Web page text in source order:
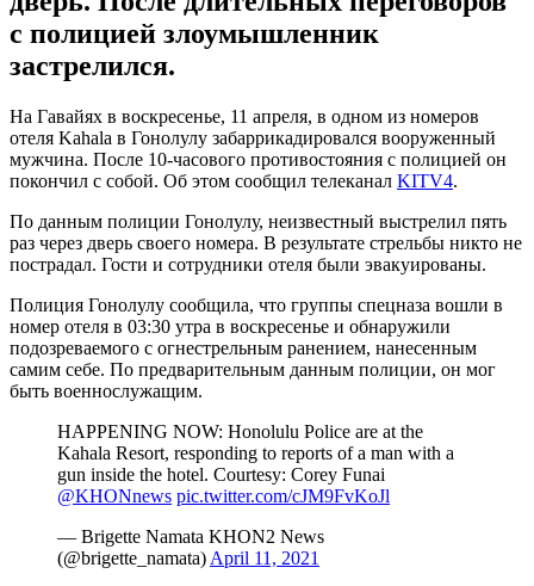
с полицией злоумышленник
застрелился.
На Гавайях в воскресенье, 11 апреля, в одном из номеров
отеля Kahala в Гонолулу забаррикадировался вооруженный
мужчина. После 10-часового противостояния с полицией он
покончил с собой. Об этом сообщил телеканал KITV4.
По данным полиции Гонолулу, неизвестный выстрелил пять
раз через дверь своего номера. В результате стрельбы никто не
пострадал. Гости и сотрудники отеля были эвакуированы.
Полиция Гонолулу сообщила, что группы спецназа вошли в
номер отеля в 03:30 утра в воскресенье и обнаружили
подозреваемого с огнестрельным ранением, нанесенным
самим себе. По предварительным данным полиции, он мог
быть военнослужащим.
HAPPENING NOW: Honolulu Police are at the
Kahala Resort, responding to reports of a man with a
gun inside the hotel. Courtesy: Corey Funai
@KHONnews pic.twitter.com/cJM9FvKoJl
— Brigette Namata KHON2 News
(@brigette_namata) April 11, 2021